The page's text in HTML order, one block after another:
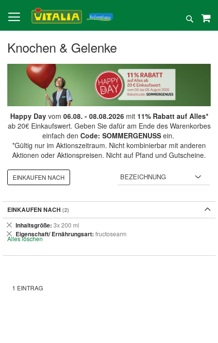
zum
Inhalt
Suche
Knochen & Gelenke
Happy Dayvom 06.08. - 08.08.2026mit 11% Rabatt auf Alles*
ab 20€ Einkaufswert. Geben Sie dafür am Ende des Warenkorbes
einfach den Code: SOMMERGENUSSein.
*Gültig nur im Aktionszeitraum. Nicht kombinierbar mit anderen
Aktionen oder Aktionspreisen. Nicht auf Pfand und Gutscheine.
1 EINTRAG
EINKAUFEN NACH
EINKAUFEN NACH
Inhaltsgröße 3x 200 ml
Dies
entfernen
Eigenschaft/ Ernährungsart fructosearm
Dies
entfernen
Alles löschen